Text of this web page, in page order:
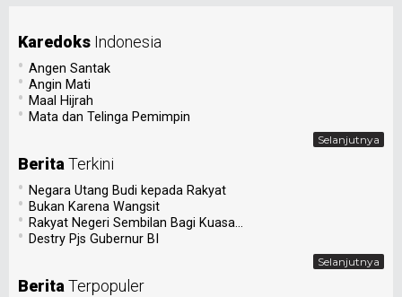
Karedoks Indonesia
• Angen Santak
• Angin Mati
• Maal Hijrah
• Mata dan Telinga Pemimpin
Selanjutnya
Berita Terkini
• Negara Utang Budi kepada Rakyat
• Bukan Karena Wangsit
• Rakyat Negeri Sembilan Bagi Kuasa...
• Destry Pjs Gubernur BI
Selanjutnya
Berita Terpopuler